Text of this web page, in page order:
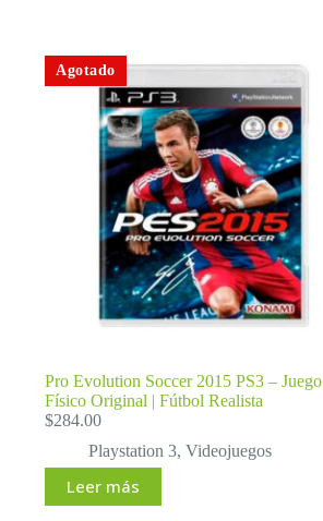
Agotado
Pro Evolution Soccer 2015 PS3 – Juego
Físico Original | Fútbol Realista
$284.00
Playstation 3, Videojuegos
Leer más